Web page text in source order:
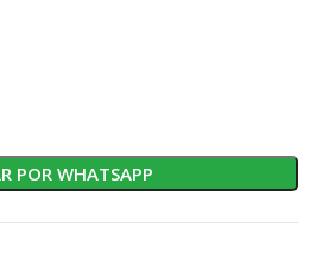
POR WHATSAPP